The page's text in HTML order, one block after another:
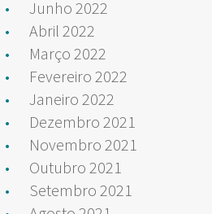
Junho 2022
Abril 2022
Março 2022
Fevereiro 2022
Janeiro 2022
Dezembro 2021
Novembro 2021
Outubro 2021
Setembro 2021